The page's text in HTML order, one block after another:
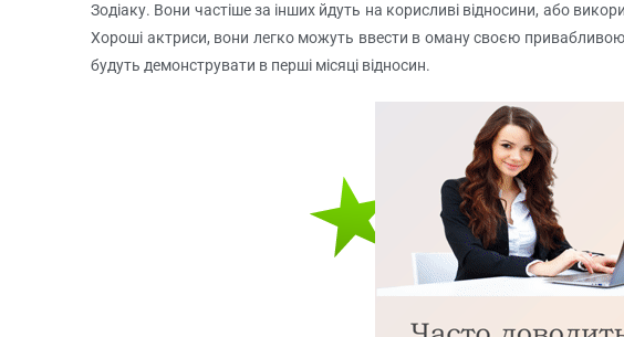
Зодіаку. Вони частіше за інших йдуть на корисливі відносини, або
Хороші актриси, вони легко можуть ввести в оману своєю
будуть демонструвати в перші місяці відносин.